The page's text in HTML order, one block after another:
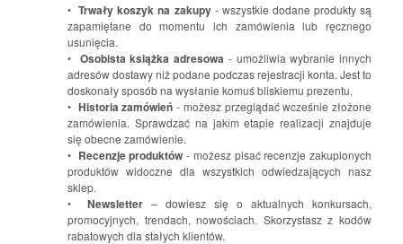
•Trwały koszyk na zakupy- wszystkie dodane produkty są
zapamiętane do momentu ich zamówienia lub ręcznego
usunięcia.
• Osobista książka adresowa - umożliwia wybranie innych
adresów dostawy niż podane podczas rejestracji konta. Jest to
doskonały sposób na wysłanie komuś bliskiemu prezentu.
• Historia zamówień - możesz przeglądać wcześnie złożone
zamówienia. Sprawdzać na jakim etapie realizacji znajduje
się obecne zamówienie.
• Recenzje produktów - możesz pisać recenzje zakupionych
produktów widoczne dla wszystkich odwiedzających nasz
sklep.
• Newsletter – dowiesz się o aktualnych konkursach,
promocyjnych, trendach, nowościach. Skorzystasz z kodów
rabatowych dla stałych klientów.